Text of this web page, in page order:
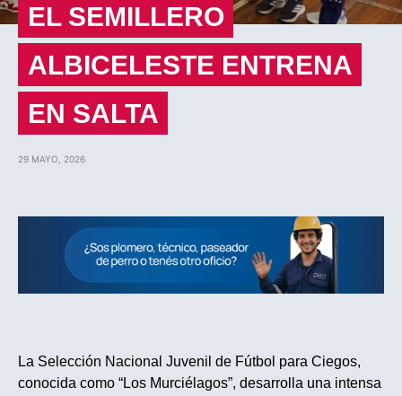
EL SEMILLERO
ALBICELESTE ENTRENA
EN SALTA
29 MAYO, 2026
La Selección Nacional Juvenil de Fútbol para Ciegos,
conocida como “Los Murciélagos”, desarrolla una intensa